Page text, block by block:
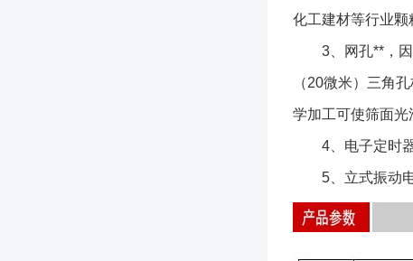
化工建材等行业颗
3、网孔**，因
（20微米）三角
学加工可使筛面光
4、电子定时器
5、立式振动电